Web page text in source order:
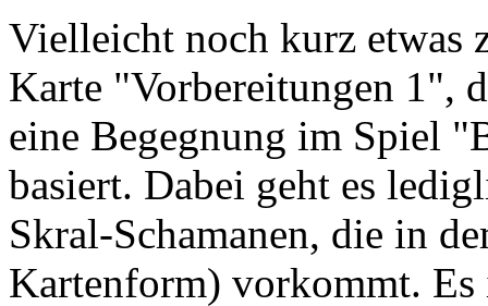
Vielleicht noch kurz etwas
Karte "Vorbereitungen 1",
eine Begegnung im Spiel
basiert. Dabei geht es
Skral-Schamanen, die in
Kartenform) vorkommt.